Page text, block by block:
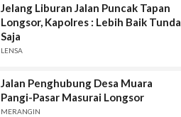
Jelang Liburan Jalan Puncak Tapan
Longsor, Kapolres : Lebih Baik Tunda
Saja
LENSA
Jalan Penghubung Desa Muara
Pangi-Pasar Masurai Longsor
MERANGIN